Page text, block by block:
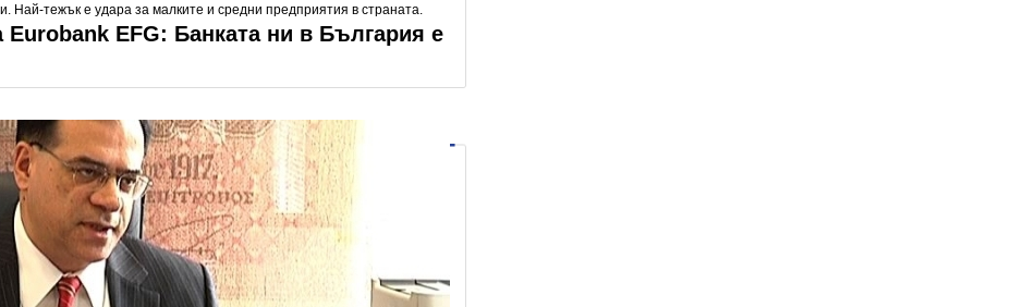
Най-тежък е удара за малките и средни предприятия в страната.
Eurobank EFG: Банката ни в България е